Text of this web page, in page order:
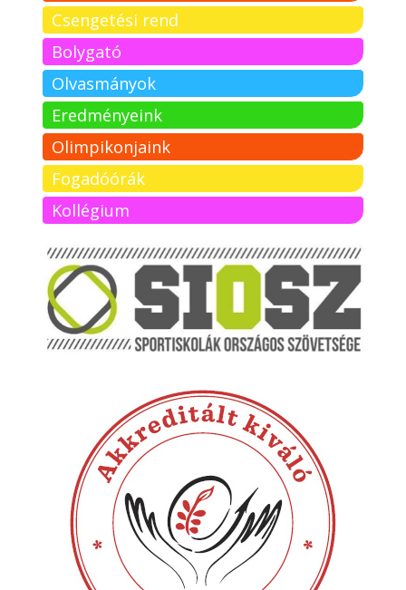
Csengetési rend
Bolygató
Olvasmányok
Eredményeink
Olimpikonjaink
Fogadóórák
Kollégium